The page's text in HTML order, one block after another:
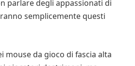
parlare degli appassionati di
semplicemente questi
mouse da gioco di fascia alta